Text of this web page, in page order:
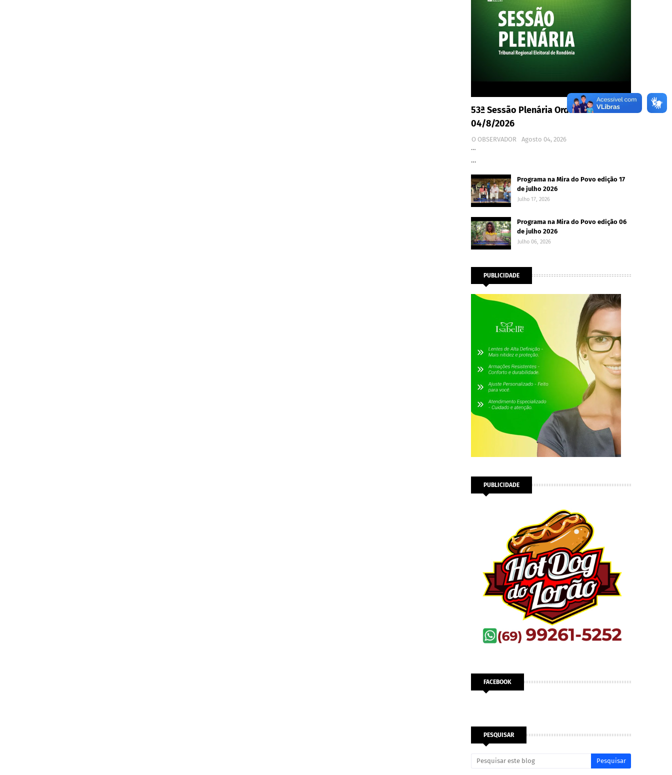
53ª Sessão Plenária Ordinária -
04/8/2026
O OBSERVADOR
Agosto 04, 2026
…
…
Programa na Mira do Povo edição 17
de julho 2026
Julho 17, 2026
Programa na Mira do Povo edição 06
de julho 2026
Julho 06, 2026
PUBLICIDADE
PUBLICIDADE
FACEBOOK
PESQUISAR